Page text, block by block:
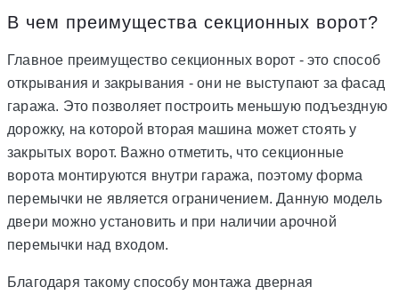
В чем преимущества секционных ворот?
Главное преимущество секционных ворот - это способ
открывания и закрывания - они не выступают за фасад
гаража. Это позволяет построить меньшую подъездную
дорожку, на которой вторая машина может стоять у
закрытых ворот. Важно отметить, что секционные
ворота монтируются внутри гаража, поэтому форма
перемычки не является ограничением. Данную модель
двери можно установить и при наличии арочной
перемычки над входом.
Благодаря такому способу монтажа дверная